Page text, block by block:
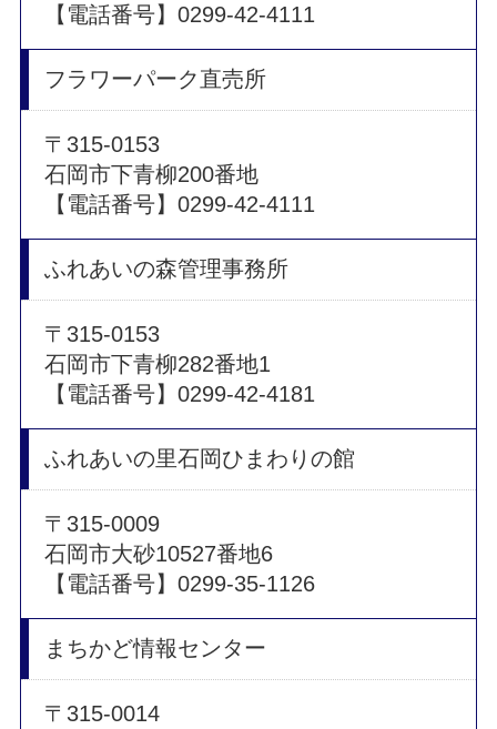
【電話番号】0299-42-4111
フラワーパーク直売所
〒315-0153
石岡市下青柳200番地
【電話番号】0299-42-4111
ふれあいの森管理事務所
〒315-0153
石岡市下青柳282番地1
【電話番号】0299-42-4181
ふれあいの里石岡ひまわりの館
〒315-0009
石岡市大砂10527番地6
【電話番号】0299-35-1126
まちかど情報センター
〒315-0014